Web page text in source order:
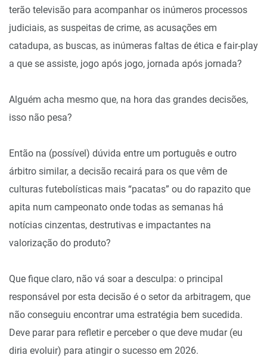
terão televisão para acompanhar os inúmeros processos
judiciais, as suspeitas de crime, as acusações em
catadupa, as buscas, as inúmeras faltas de ética e fair-play
a que se assiste, jogo após jogo, jornada após jornada?
Alguém acha mesmo que, na hora das grandes decisões,
isso não pesa?
Então na (possível) dúvida entre um português e outro
árbitro similar, a decisão recairá para os que vêm de
culturas futebolísticas mais “pacatas” ou do rapazito que
apita num campeonato onde todas as semanas há
notícias cinzentas, destrutivas e impactantes na
valorização do produto?
Que fique claro, não vá soar a desculpa: o principal
responsável por esta decisão é o setor da arbitragem, que
não conseguiu encontrar uma estratégia bem sucedida.
Deve parar para refletir e perceber o que deve mudar (eu
diria evoluir) para atingir o sucesso em 2026.